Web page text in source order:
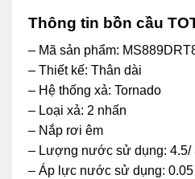
Thông tin bồn cầu
– Mã sản phẩm:
– Thiết kế: Thân dài
– Hệ thống xả: Tornado
– Loại xả: 2 nhấn
– Nắp rơi êm
– Lượng nước sử dụng: 4.5/
– Áp lực nước sử dụng: 0.05